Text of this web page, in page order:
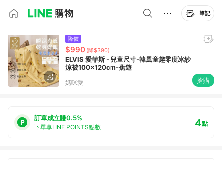
筆記
降價
$990 (降$390)
ELVIS 愛菲斯 - 兒童尺寸-韓風童趣零度冰紗
涼被100x120cm-蕉遊
媽咪愛 搶購
訂單成立賺0.5%
下單享LINE POINTS點數 4點